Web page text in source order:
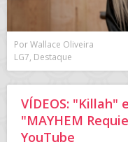
Por Wallace Oliveira
LG7, Destaque
VÍDEOS: "Killah"
"MAYHEM
YouTube